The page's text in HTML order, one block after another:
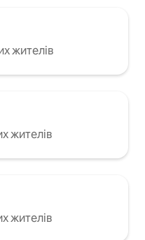
жителів
жителів
жителів